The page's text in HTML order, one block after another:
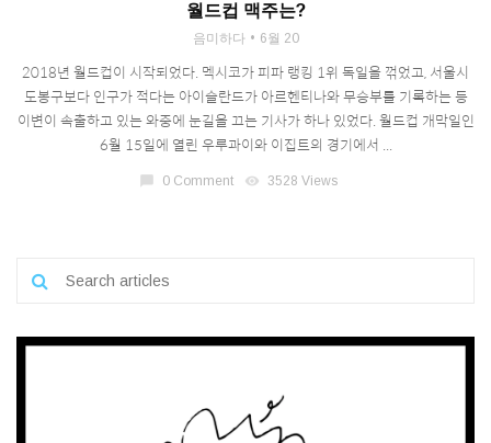
월드컵 맥주는?
음미하다 6월 20
2018년 월드컵이 시작되었다. 멕시코가 피파 랭킹 1위 독일을 꺾었고, 서울시
도봉구보다 인구가 적다는 아이슬란드가 아르헨티나와 무승부를 기록하는 등
이변이 속출하고 있는 와중에 눈길을 끄는 기사가 하나 있었다. 월드컵 개막일인
6월 15일에 열린 우루과이와 이집트의 경기에서 ...
chat_bubble 0 Comment visibility 3528 Views